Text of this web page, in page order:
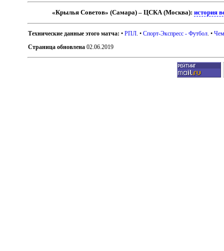
«Крылья Советов» (Самара) – ЦСКА (Москва):история
Технические данные этого матча: •РПЛ . •Спорт-Экспресс - Футбол . •
Страница обновлена 02.06.2019